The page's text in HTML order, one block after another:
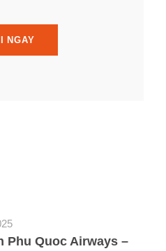
Phu Quoc Airways –